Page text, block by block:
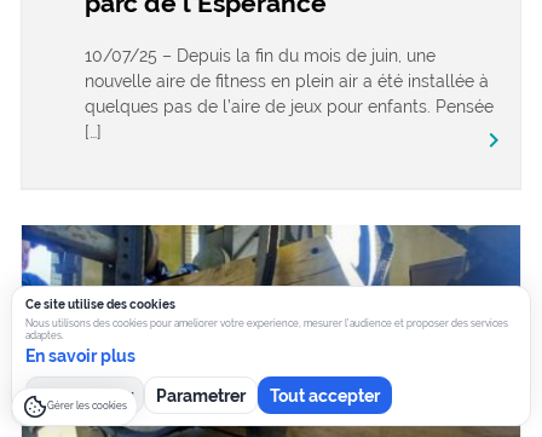
10/07/25 – Depuis la fin du mois de juin, une
nouvelle aire de fitness en plein air a été installée à
quelques pas de l’aire de jeux pour enfants. Pensée
[…]
keyboard_arrow_right
Ce site utilise des cookies
Nous utilisons des cookies pour ameliorer votre experience, mesurer l’audience et proposer des services
adaptes.
En savoir plus
Tout refuser Parametrer Tout accepter
Gérer les cookies